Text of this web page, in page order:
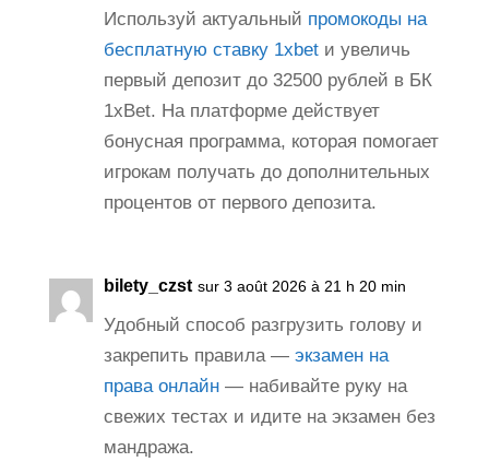
Используй актуальный промокоды на
бесплатную ставку 1xbetи увеличь
первый депозит до 32500 рублей в БК
1xBet. На платформе действует
бонусная программа, которая помогает
игрокам получать до дополнительных
процентов от первого депозита.
bilety_czst sur 3 août 2026 à 21 h 20 min
Удобный способ разгрузить голову и
закрепить правила — экзамен на
права онлайн— набивайте руку на
свежих тестах и идите на экзамен без
мандража.